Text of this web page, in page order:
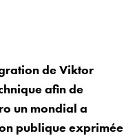
de Viktor
afin de
un mondial a
publique exprimée